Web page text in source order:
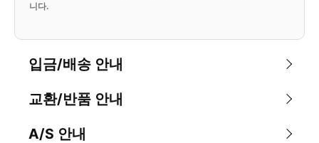
니다.
입금/배송 안내
교환/반품 안내
A/S 안내